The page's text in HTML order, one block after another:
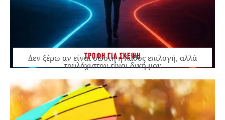
ΤΡΟΦΗ ΓΙΑ ΣΚΕΨΗ
Δεν ξέρω αν είναι σωστή ή λάθος επιλογή, αλλά
τουλάχιστον είναι δική μου